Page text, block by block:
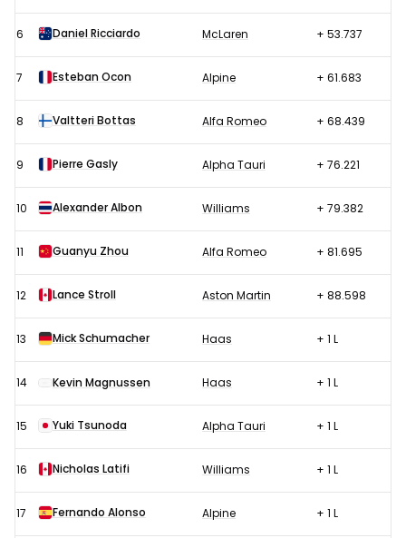
6 Daniel Ricciardo McLaren + 53.737
7 Esteban Ocon Alpine + 61.683
8 Valtteri Bottas Alfa Romeo + 68.439
9 Pierre Gasly Alpha Tauri + 76.221
10 Alexander Albon Williams + 79.382
11 Guanyu Zhou Alfa Romeo + 81.695
12 Lance Stroll Aston Martin + 88.598
13 Mick Schumacher Haas + 1 L
14 Kevin Magnussen Haas + 1 L
15 Yuki Tsunoda Alpha Tauri + 1 L
16 Nicholas Latifi Williams + 1 L
17 Fernando Alonso Alpine + 1 L